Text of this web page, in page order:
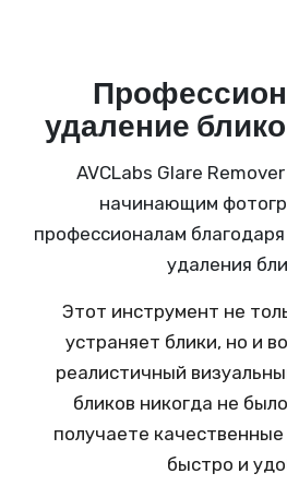
удаление
AVCLabs Glare
начинающим
профессионалам
удаления
Этот инструмент не
устраняет блики, но и
реалистичный
бликов никогда не
получаете
быстро и